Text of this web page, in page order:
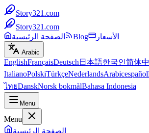
Story321.com
Story321.com
الصفحة الرئيسية
Blog الأسعار
Arabic
EnglishFrançaisDeutsch 日本語한국인简体
ItalianoPolskiTürkçeNederlandsArabicespañol
ไทยDanskNorsk bokmålBahasa Indonesia
Menu
Menu
الصفحة الرئيسية